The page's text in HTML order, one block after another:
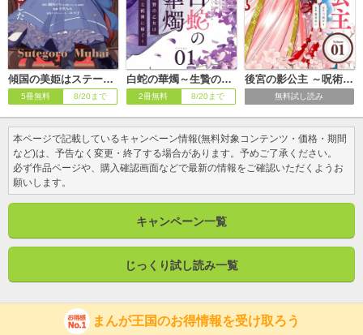
傾国の美姫はステータス変更で素手喧嘩無敗になりました【単話】
5冊無料 8/20まで
白蛇の華燭～生贄の乙女は孤独な蛇神に嫁ぐ～【単話】
2冊無料 8/20まで
後宮の影公主 ～呪術師は謎を読む～【単話】
無料試し読み
本ページで記載しているキャンペーン情報(無料対象コンテンツ・価格・期間
など)は、予告なく変更・終了する場合があります。予めご了承ください。
必ず作品ページや、購入確認画面などで最新の情報をご確認いただくようお
願いします。
キャンペーン一覧
じっくり試し読み一覧
まんが王国のお得情報を受け取ろう